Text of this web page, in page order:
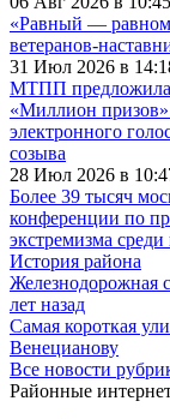
«Равный —
ветеранов-
31 Июл 2026 в
МТПП предложила
«Миллион призов»
электронного
созыва
28 Июл 2026 в
Более 39 тысяч
конференции по
экстремизма среди
История района
Железнодорожная
лет назад
Самая короткая
Венецианову
Все новости
Районные